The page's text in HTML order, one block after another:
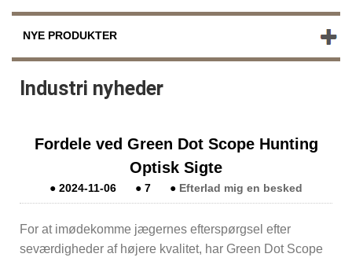
NYE PRODUKTER
Industri nyheder
Fordele ved Green Dot Scope Hunting
Optisk Sigte
● 2024-11-06 ● 7 ● Efterlad mig en besked
For at imødekomme jægernes efterspørgsel efter
seværdigheder af højere kvalitet, har Green Dot Scope